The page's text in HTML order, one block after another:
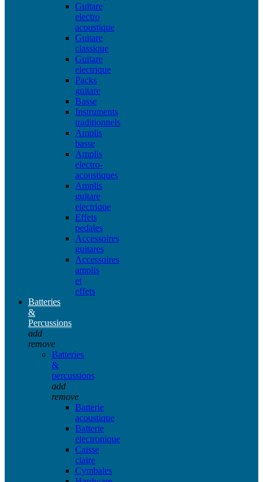
Guitare
electro
acoustique
Guitare
classique
Guitare
electrique
Packs
guitare
Basse
Instruments
traditionnels
Amplis
basse
Amplis
electro-
acoustiques
Amplis
guitare
electrique
Effets
pedales
Accessoires
guitares
Accessoires
amplis
et
effets
Batteries
&
Percussions
add
remove
Batteries
&
percussions
add
remove
Batterie
acoustique
Batterie
electronique
Caisse
claire
Cymbales